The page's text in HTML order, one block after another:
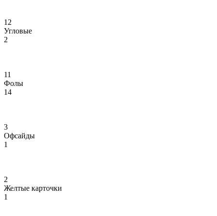
12
Угловые
2
11
Фолы
14
3
Офсайды
1
2
Желтые карточки
1